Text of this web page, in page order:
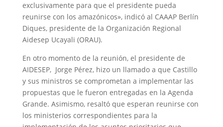
exclusivamente para que el presidente pueda
reunirse con los amazónicos», indicó al CAAAP Berlín
Diques, presidente de la Organización Regional
Aidesep Ucayali (ORAU).
En otro momento de la reunión, el presidente de
AIDESEP, Jorge Pérez, hizo un llamado a que Castillo
y sus ministros se comprometan a implementar las
propuestas que le fueron entregadas en la Agenda
Grande. Asimismo, resaltó que esperan reunirse con
los ministerios correspondientes para la